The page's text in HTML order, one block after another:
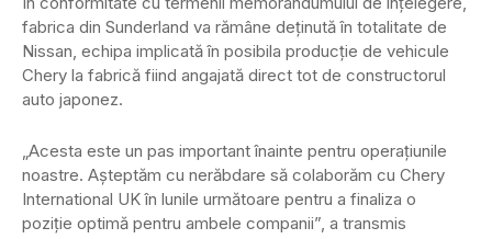
fabrica din Sunderland va rămâne deținută în totalitate de
Nissan, echipa implicată în posibila producție de vehicule
Chery la fabrică fiind angajată direct tot de constructorul
auto japonez.
„Acesta este un pas important înainte pentru operațiunile
noastre. Așteptăm cu nerăbdare să colaborăm cu Chery
International UK în lunile următoare pentru a finaliza o
poziție optimă pentru ambele companii”, a transmis